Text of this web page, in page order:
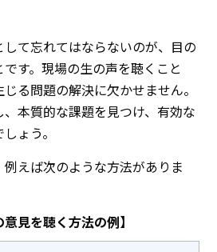
て忘れてはならないのが、目の
す。現場の生の声を聴くこと
る問題の解決に欠かせません。
本質的な課題を見つけ、有効な
ょう。
えば次のような方法がありま
見を聴く方法の例】